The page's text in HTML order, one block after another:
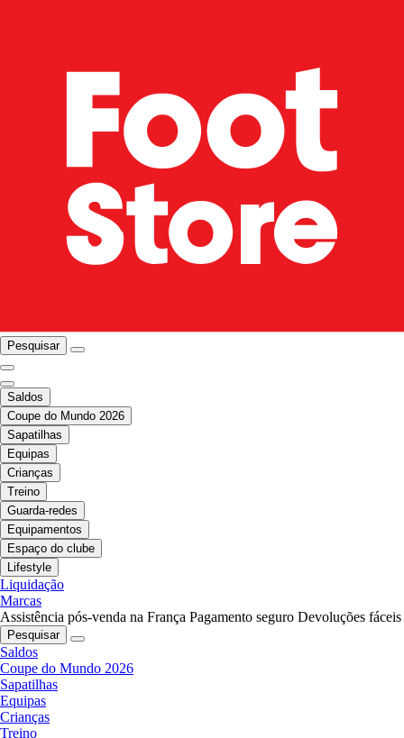
Pesquisar
Saldos
Coupe do Mundo 2026
Sapatilhas
Equipas
Crianças
Treino
Guarda-redes
Equipamentos
Espaço do clube
Lifestyle
Liquidação
Marcas
Assistência pós-venda na França Pagamento seguro Devoluções fáceis
Pesquisar
Saldos
Coupe do Mundo 2026
Sapatilhas
Equipas
Crianças
Treino